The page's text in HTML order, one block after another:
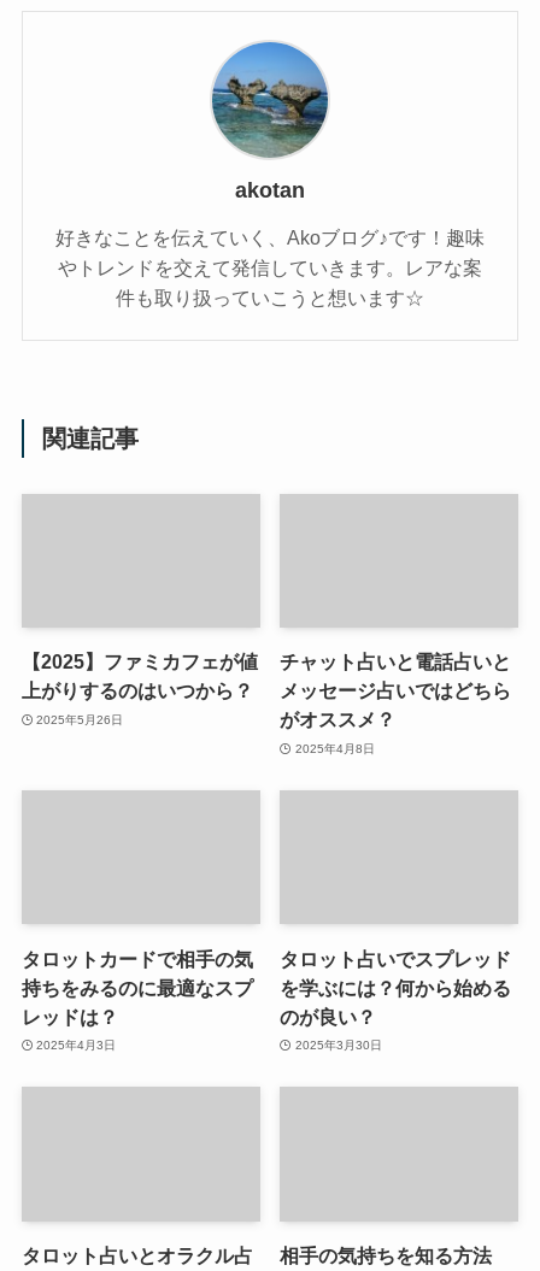
akotan
好きなことを伝えていく、Akoブログ♪です！趣味
やトレンドを交えて発信していきます。レアな案
件も取り扱っていこうと想います☆
関連記事
【2025】ファミカフェが値
上がりするのはいつから？
2025年5月26日
チャット占いと電話占いと
メッセージ占いではどちら
がオススメ？
2025年4月8日
タロットカードで相手の気
持ちをみるのに最適なスプ
レッドは？
2025年4月3日
タロット占いでスプレッド
を学ぶには？何から始める
のが良い？
2025年3月30日
タロット占いとオラクル占
相手の気持ちを知る方法